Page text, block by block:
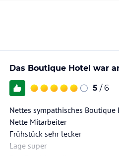
Das Boutique Hotel war
5 / 6
Nettes sympathisches Boutique
Nette Mitarbeiter
Frühstück sehr lecker
Lage super